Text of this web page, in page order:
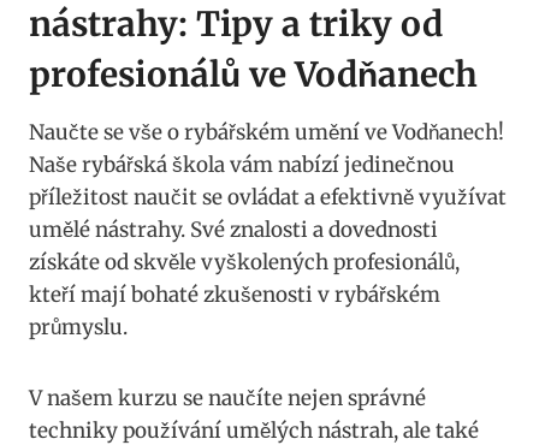
nástrahy: Tipy a triky od
profesionálů ve Vodňanech
Naučte se⁤ vše o rybářském umění ve Vodňanech!‍
Naše rybářská škola vám nabízí jedinečnou
příležitost naučit se ovládat a efektivně využívat
umělé nástrahy. Své znalosti⁣ a dovednosti
získáte od skvěle vyškolených profesionálů,
kteří ‌mají bohaté zkušenosti v rybářském
průmyslu.
V ‌našem kurzu⁣ se naučíte nejen správné
techniky používání umělých nástrah, ale​ také